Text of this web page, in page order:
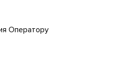
Оператору